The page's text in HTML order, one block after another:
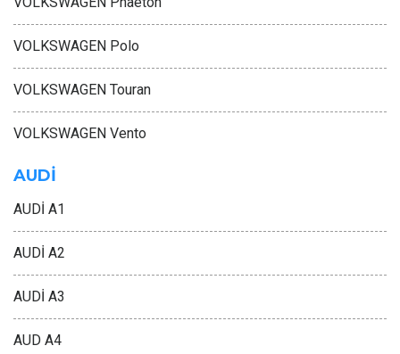
VOLKSWAGEN Polo
VOLKSWAGEN Touran
VOLKSWAGEN Vento
AUDİ
AUDİ A1
AUDİ A2
AUDİ A3
AUD A4